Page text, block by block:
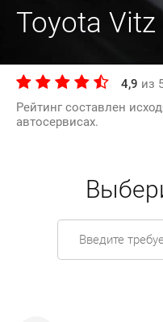
Toyota
4,9 из
Рейтинг составлен
автосервисах.